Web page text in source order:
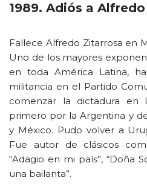
1989. Adiós a
Fallece Alfredo Zitarrosa en
Uno de los mayores
en toda América Latina,
militancia en el Partido
comenzar la dictadura en
primero por la Argentina y
y México. Pudo volver a
Fue autor de clásicos
“Adagio en mi país”, “Doña
una bailanta”.